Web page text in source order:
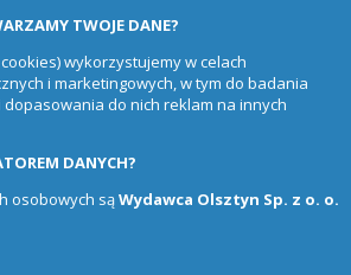
TWOJE DANE?
wykorzystujemy w celach
i marketingowych, w tym do badania
do nich reklam na innych
DANYCH?
osobowych sąWydawca Olsztyn Sp. z o. o.